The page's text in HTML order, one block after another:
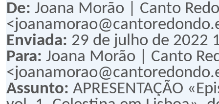
De: Joana Morão | Canto
Enviada: 29 de julho de 2022
Para: Joana Morão | Canto
Assunto: APRESENTAÇÃO